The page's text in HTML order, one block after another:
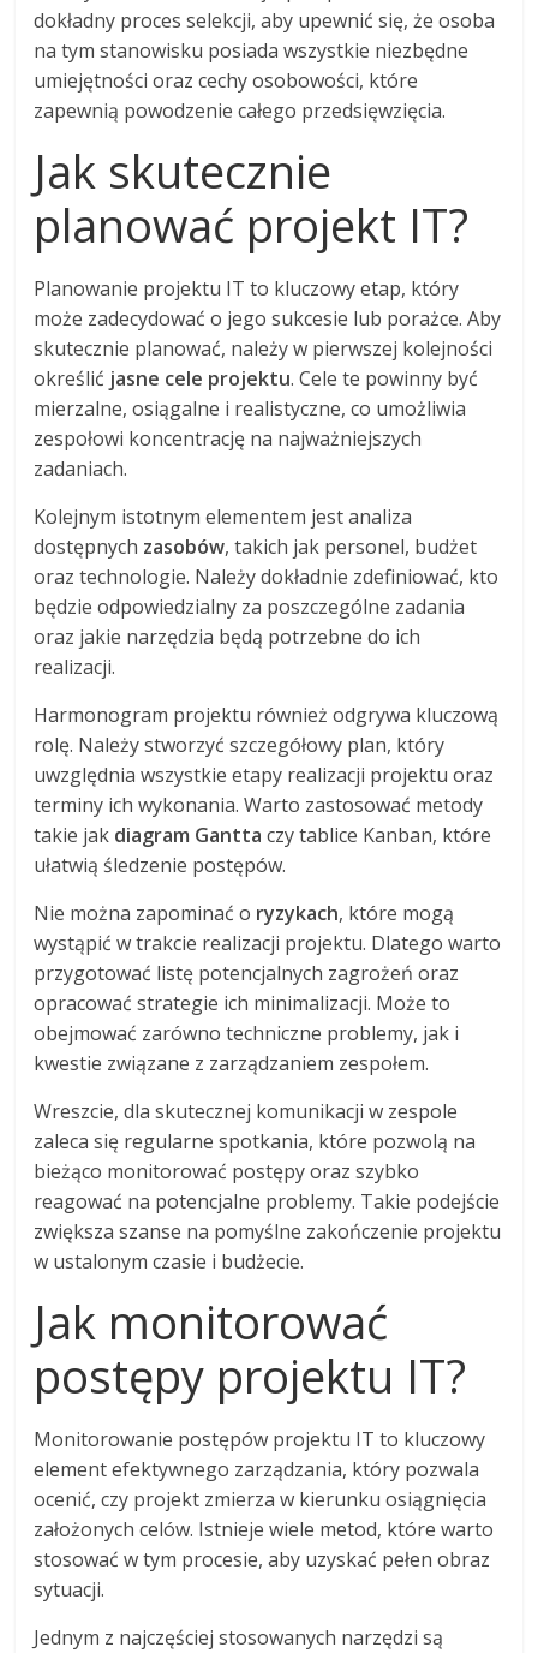
dokładny proces selekcji, aby upewnić się, że osoba
na tym stanowisku posiada wszystkie niezbędne
umiejętności oraz cechy osobowości, które
zapewnią powodzenie całego przedsięwzięcia.
Jak skutecznie
planować projekt IT?
Planowanie projektu IT to kluczowy etap, który
może zadecydować o jego sukcesie lub porażce. Aby
skutecznie planować, należy w pierwszej kolejności
określić jasne cele projektu. Cele te powinny być
mierzalne, osiągalne i realistyczne, co umożliwia
zespołowi koncentrację na najważniejszych
zadaniach.
Kolejnym istotnym elementem jest analiza
dostępnych zasobów, takich jak personel, budżet
oraz technologie. Należy dokładnie zdefiniować, kto
będzie odpowiedzialny za poszczególne zadania
oraz jakie narzędzia będą potrzebne do ich
realizacji.
Harmonogram projektu również odgrywa kluczową
rolę. Należy stworzyć szczegółowy plan, który
uwzględnia wszystkie etapy realizacji projektu oraz
terminy ich wykonania. Warto zastosować metody
takie jak diagram Gantta czy tablice Kanban, które
ułatwią śledzenie postępów.
Nie można zapominać o ryzykach, które mogą
wystąpić w trakcie realizacji projektu. Dlatego warto
przygotować listę potencjalnych zagrożeń oraz
opracować strategie ich minimalizacji. Może to
obejmować zarówno techniczne problemy, jak i
kwestie związane z zarządzaniem zespołem.
Wreszcie, dla skutecznej komunikacji w zespole
zaleca się regularne spotkania, które pozwolą na
bieżąco monitorować postępy oraz szybko
reagować na potencjalne problemy. Takie podejście
zwiększa szanse na pomyślne zakończenie projektu
w ustalonym czasie i budżecie.
Jak monitorować
postępy projektu IT?
Monitorowanie postępów projektu IT to kluczowy
element efektywnego zarządzania, który pozwala
ocenić, czy projekt zmierza w kierunku osiągnięcia
założonych celów. Istnieje wiele metod, które warto
stosować w tym procesie, aby uzyskać pełen obraz
sytuacji.
Jednym z najczęściej stosowanych narzędzi są